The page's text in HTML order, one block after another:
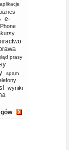
aplikacje
e-
prasy
spam
wyniki